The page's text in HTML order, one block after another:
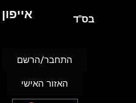
אייפון בס"ד
התחבר/הרשם
האזור האישי